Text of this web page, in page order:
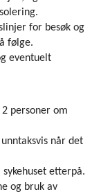
for besøk og
følge.
eventuelt
2 personer om
når det
etterpå.
og bruk av